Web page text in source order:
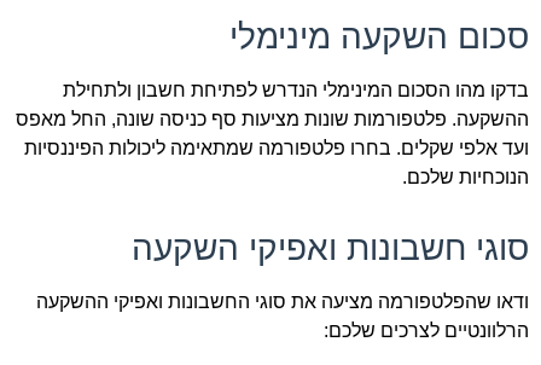
סכום השקעה מינימלי
בדקו מהו הסכום המינימלי הנדרש לפתיחת חשבון ולתחילת
ההשקעה. פלטפורמות שונות מציעות סף כניסה שונה, החל מאפס
ועד אלפי שקלים. בחרו פלטפורמה שמתאימה ליכולות הפיננסיות
הנוכחיות שלכם.
סוגי חשבונות ואפיקי השקעה
ודאו שהפלטפורמה מציעה את סוגי החשבונות ואפיקי ההשקעה
הרלוונטיים לצרכים שלכם: